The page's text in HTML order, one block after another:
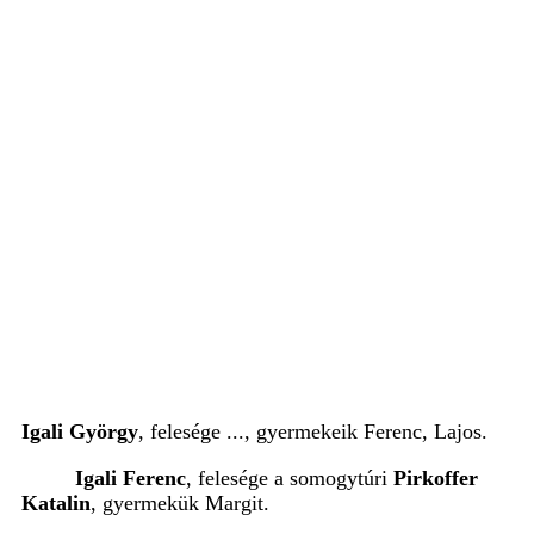
Igali György, felesége ..., gyermekeik Ferenc, Lajos.
Igali Ferenc, felesége a somogytúri Pirkoffer
Katalin, gyermekük Margit.